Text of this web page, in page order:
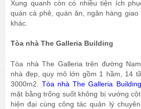
Xung quanh còn có nhiều tiện ích
quán cà phê, quán ăn, ngân hàng
khác.
Tòa nhà The Galleria Building
Tòa nhà The Galleria trên đường
nhà đẹp, quy mô lớn gồm 1 hầm, 14
3000m2.Tòa nhà The Galleria Building
mặt bằng trống suốt không bị vướng
hiện đại cùng công tác quản lý